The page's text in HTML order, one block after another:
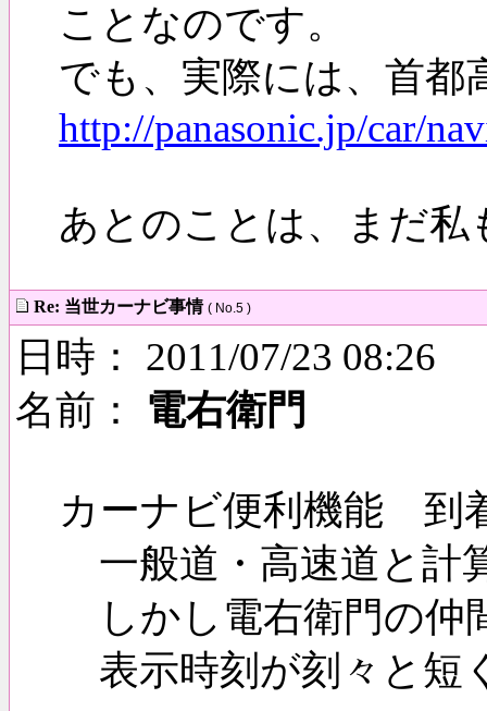
ことなのです。
でも、実際には、首
http://panasonic.jp/car/
あとのことは、まだ
Re: 当世カーナビ事情 ( No.5 )
日時： 2011/07/23 08:26
名前： 電右衛門
カーナビ便利機能 到
一般道・高速道と計
しかし電右衛門の仲
表示時刻が刻々と短